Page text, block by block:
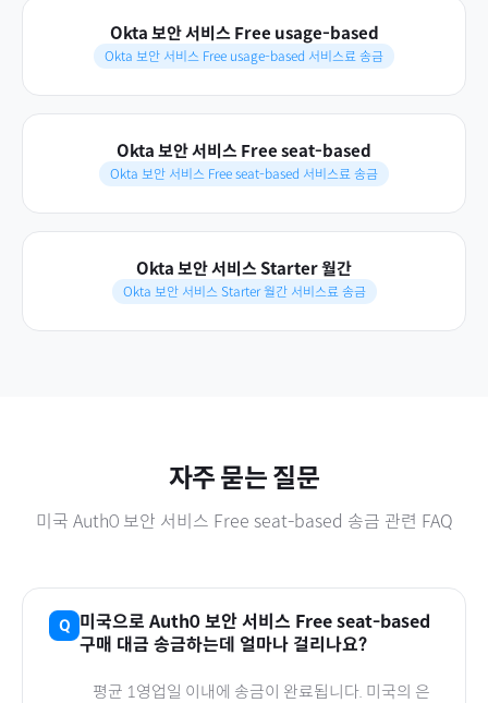
Okta 보안 서비스 Free usage-based
Okta 보안 서비스 Free usage-based 서비스료 송금
Okta 보안 서비스 Free seat-based
Okta 보안 서비스 Free seat-based 서비스료 송금
Okta 보안 서비스 Starter 월간
Okta 보안 서비스 Starter 월간 서비스료 송금
자주 묻는 질문
미국 Auth0 보안 서비스 Free seat-based 송금 관련 FAQ
미국으로 Auth0 보안 서비스 Free seat-based
구매 대금 송금하는데 얼마나 걸리나요?
평균 1영업일 이내에 송금이 완료됩니다. 미국의 은